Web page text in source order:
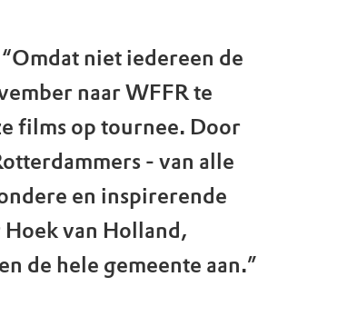
niet iedereen de
naar WFFR te
films op tournee. Door
- van alle
en inspirerende
van Holland,
de hele gemeente aan.”